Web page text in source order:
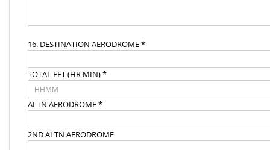
16. DESTINATION AERODROME *
TOTAL EET (HR MIN) *
ALTN AERODROME *
2ND ALTN AERODROME